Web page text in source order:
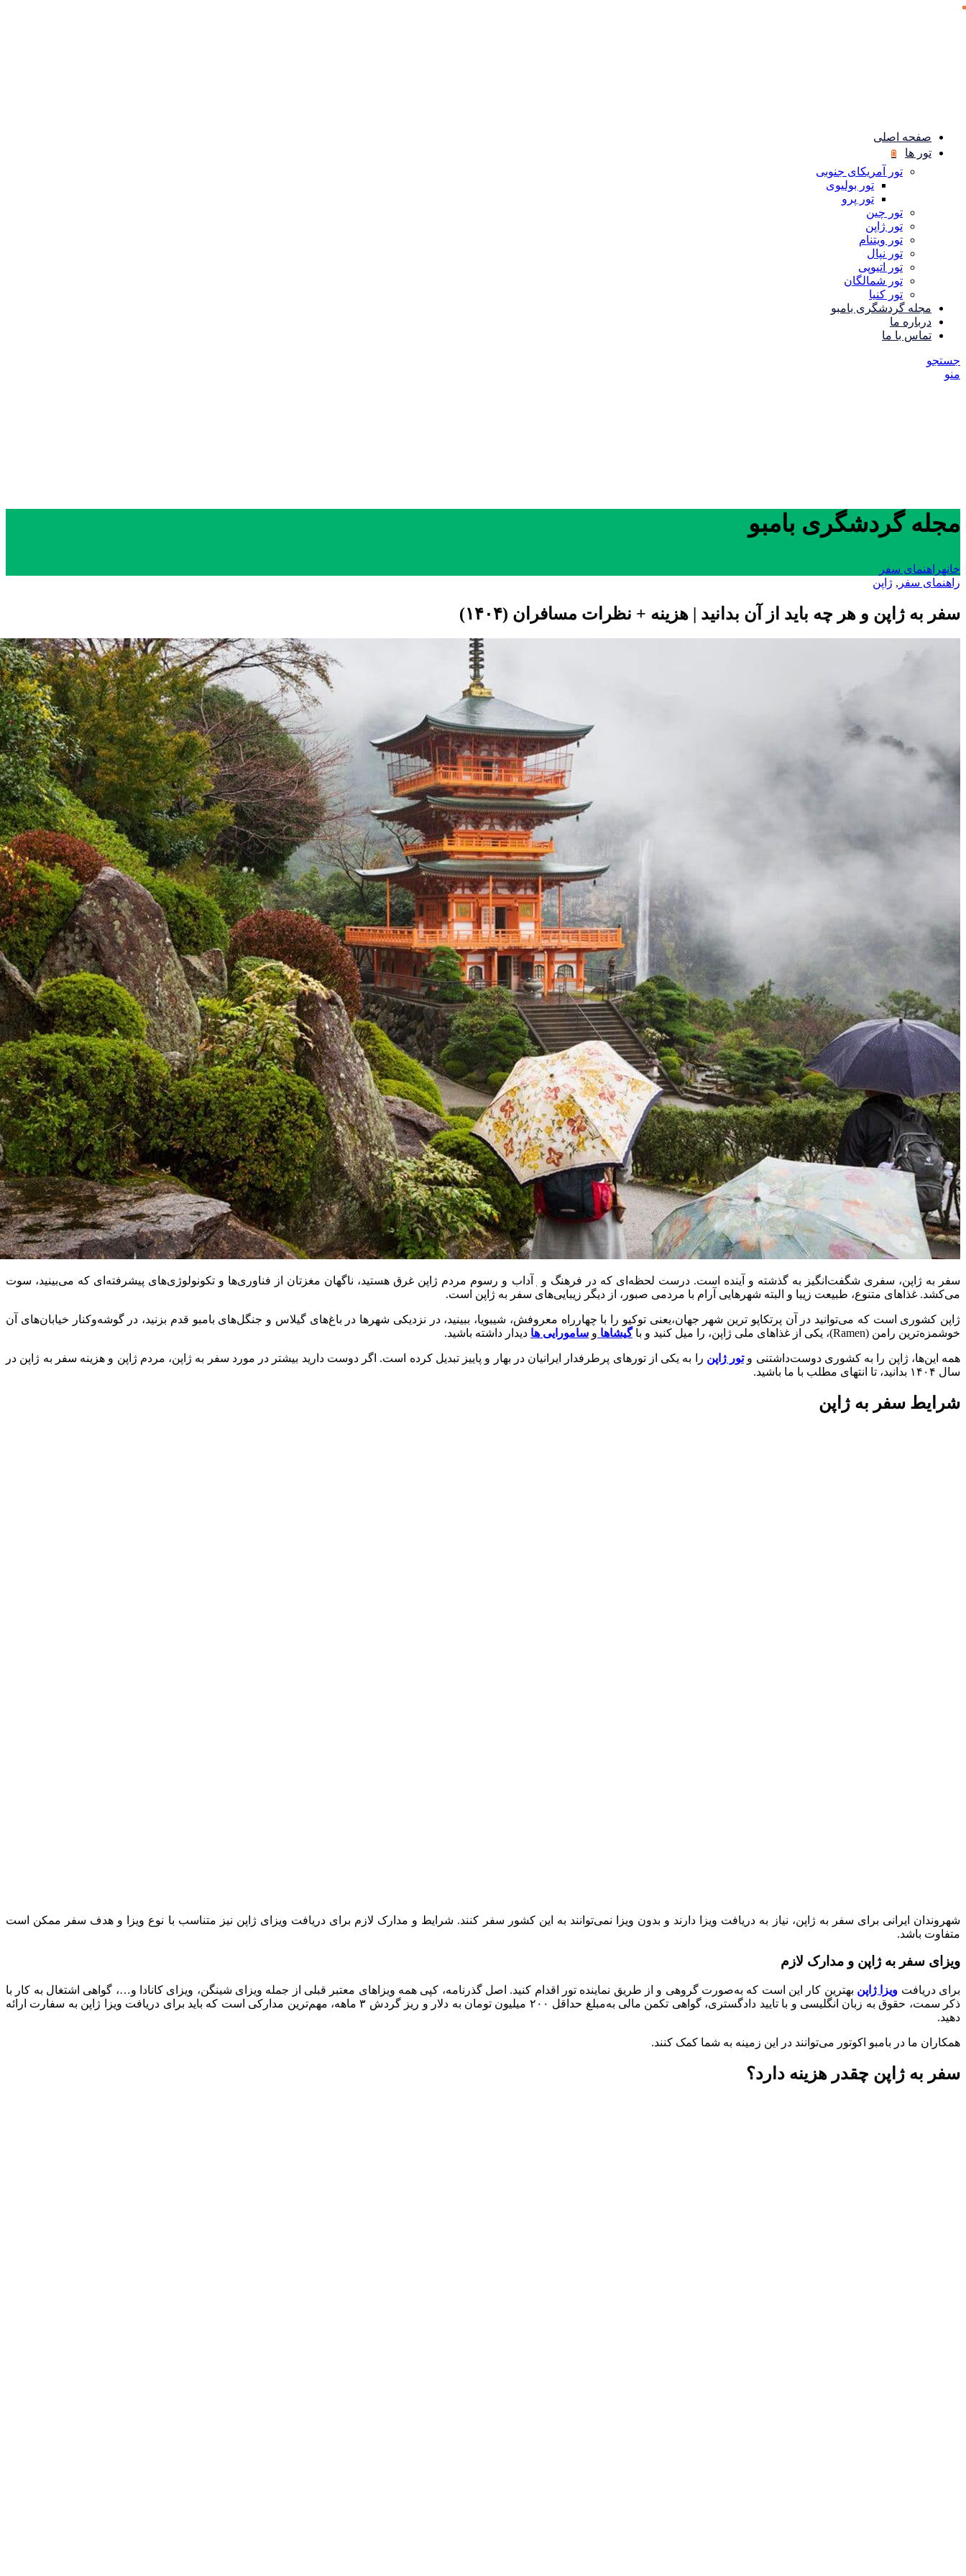
صفحه اصلی
تور ها
تور آمریکای جنوبی
تور بولیوی
تور پرو
تور چین
تور ژاپن
تور ویتنام
تور نپال
تور اتیوپی
تور شمالگان
تور کنیا
مجله گردشگری بامبو
درباره ما
تماس با ما
جستجو
منو
مجله گردشگری بامبو
خانهراهنمای سفر
راهنمای سفر , ژاپن
سفر به ژاپن و هر چه باید از آن بدانید | هزینه + نظرات مسافران (۱۴۰۴)
سفر به ژاپن، سفری شگفت‌انگیز به گذشته و آینده است. درست لحظه‌ای که در فرهنگ و ٖآداب و رسوم مردم ژاپن غرق هستید، ناگهان مغزتان از فناوری‌ها و تکونولوژی‌های پیشرفته‌ای که می‌بینید، سوت
می‌کشد. غذاهای متنوع، طبیعت زیبا و البته شهر‌هایی آرام با مردمی صبور، از دیگر زیبایی‌های سفر به ژاپن است.
ژاپن کشوری است که می‌توانید در آن پرتکاپو ترین شهر‌ جهان،یعنی توکیو را با چهار‌راه معروفش، شیبویا، ببینید، در نزدیکی شهر‌ها در باغ‌های گیلاس و جنگل‌های بامبو قدم بزنید، در گوشه‌وکنار خیابان‌های آن
خوشمزه‌ترین رامن (Ramen)، یکی از غذاهای ملی ژاپن، را میل کنید و با
گیشاها و سامورایی‌ ها دیدار داشته باشید.
همه این‌ها، ژاپن را به کشوری دوست‌داشتنی وتور ژاپن را به یکی از تور‌های پرطرفدار ایرانیان در بهار و پاییز تبدیل کرده است. اگر دوست دارید بیشتر در مورد سفر به ژاپن، مردم ژاپن و هزینه سفر به ژاپن در
سال ۱۴۰۴ بدانید، تا انتهای مطلب با ما باشید.
شرایط سفر به ژاپن
شهروندان ایرانی برای سفر به ژاپن، نیاز به دریافت ویزا دارند و بدون ویزا نمی‌توانند به این کشور سفر کنند. شرایط و مدارک لازم برای دریافت ویزای ژاپن نیز متناسب با نوع ویزا و هدف سفر ممکن است
متفاوت باشد.
ویزای سفر به ژاپن و مدارک لازم
برای دریافت ویزا ژاپن بهترین کار این است که به‌صورت گروهی و از طریق نماینده تور اقدام کنید. اصل گذرنامه، کپی همه ویزا‌های معتبر قبلی از جمله ویزای شینگن، ویزای کانادا و…، گواهی اشتغال به کار با
ذکر سمت، حقوق به زبان انگلیسی و با تایید دادگستری، گواهی تکمن مالی به‌مبلغ حداقل ۲۰۰ میلیون تومان به دلار و ریز گردش ۳ ماهه، مهم‌ترین مدارکی است که باید برای دریافت ویزا ژاپن به سفارت ارائه
دهید.
همکاران ما در بامبو اکوتور می‌توانند در این زمینه به شما کمک کنند.
سفر به ژاپن چقدر هزینه دارد؟